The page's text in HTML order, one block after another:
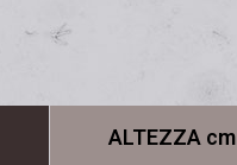
ALTEZZA cm